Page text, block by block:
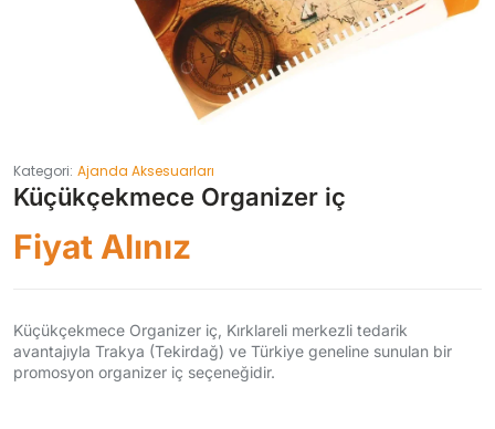
Kategori: Ajanda Aksesuarları
Küçükçekmece Organizer iç
Fiyat Alınız
Küçükçekmece Organizer iç, Kırklareli merkezli tedarik
avantajıyla Trakya (Tekirdağ) ve Türkiye geneline sunulan bir
promosyon organizer iç seçeneğidir.